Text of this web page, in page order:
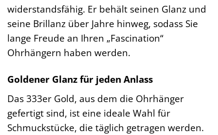
widerstandsfähig. Er behält seinen Glanz und
seine Brillanz über Jahre hinweg, sodass Sie
lange Freude an Ihren „Fascination“
Ohrhängern haben werden.
Goldener Glanz für jeden Anlass
Das 333er Gold, aus dem die Ohrhänger
gefertigt sind, ist eine ideale Wahl für
Schmuckstücke, die täglich getragen werden.